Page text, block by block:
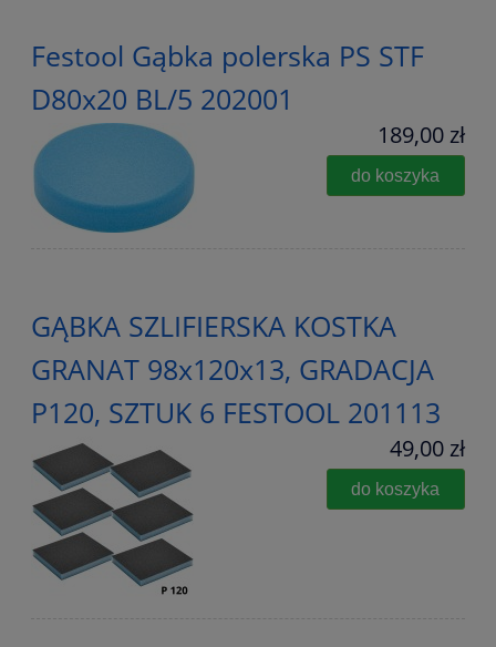
Festool Gąbka polerska PS STF
D80x20 BL/5 202001
189,00 zł
do koszyka
GĄBKA SZLIFIERSKA KOSTKA
GRANAT 98x120x13, GRADACJA
P120, SZTUK 6 FESTOOL 201113
49,00 zł
do koszyka